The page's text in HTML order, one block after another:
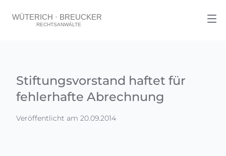
Stiftungsvorstand haftet für
fehlerhafte Abrechnung
Veröffentlicht am 20.09.2014